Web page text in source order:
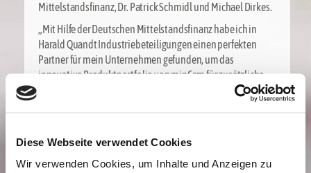
Diese Webseite verwendet Cookies
Wir verwenden Cookies, um Inhalte und Anzeigen zu
Mittelstandsfinanz, Dr. Patrick Schmidl und Michael Dirkes.
„Mit Hilfe der Deutschen Mittelstandsfinanz habe ich in
Harald Quandt Industriebeteiligungen einen perfekten
Partner für mein Unternehmen gefunden, um das
innovative Produktportfolio von minCam für zusätzliche
Branchen und Anwendungsfelder weiterzuentwickeln“,
Industriebeteiligungen können wir uns mit unserer
international noch stärker etablieren und somit den